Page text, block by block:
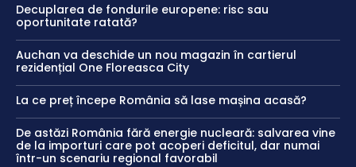
Decuplarea de fondurile europene: risc sau
oportunitate ratată?
Auchan va deschide un nou magazin în cartierul
rezidențial One Floreasca City
La ce preț începe România să lase mașina acasă?
De astăzi România fără energie nucleară: salvarea vine
de la importuri care pot acoperi deficitul, dar numai
într-un scenariu regional favorabil